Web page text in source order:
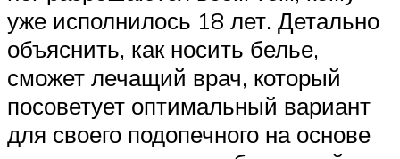
уже исполнилось 18 лет. Детально
объяснить, как носить белье,
сможет лечащий врач, который
посоветует оптимальный вариант
для своего подопечного на основе